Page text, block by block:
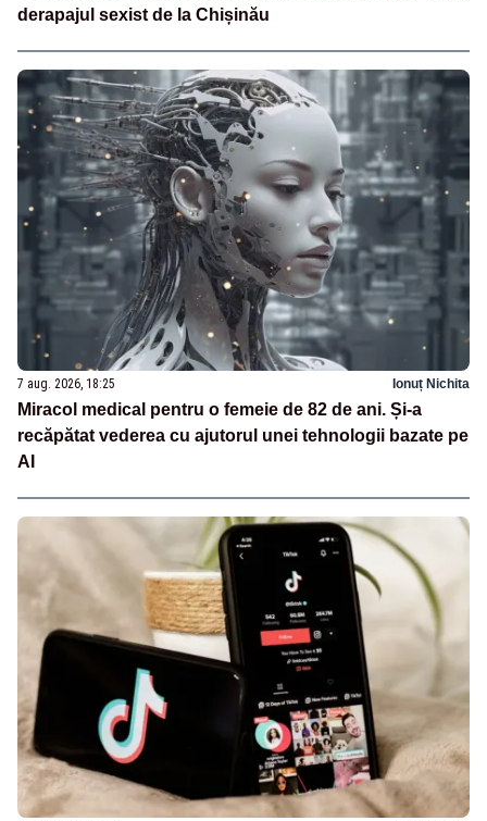
derapajul sexist de la Chișinău
7 aug. 2026, 18:25 Ionuț Nichita
Miracol medical pentru o femeie de 82 de ani. Și-a
recăpătat vederea cu ajutorul unei tehnologii bazate pe
AI